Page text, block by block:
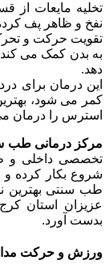
تخلیه مایعات از
نفخ و ظاهر پف
تقویت حرکت و
به بدن کمک می
دهد.
این درمان برای
کمر می شود،
استرس را درمان
مرکز درمانی طب
تخصصی داخلی و
شروع بکار کرده و
طب سنتی بهترین
عزیزان استان
بدست آورد.
ورزش و حرکت